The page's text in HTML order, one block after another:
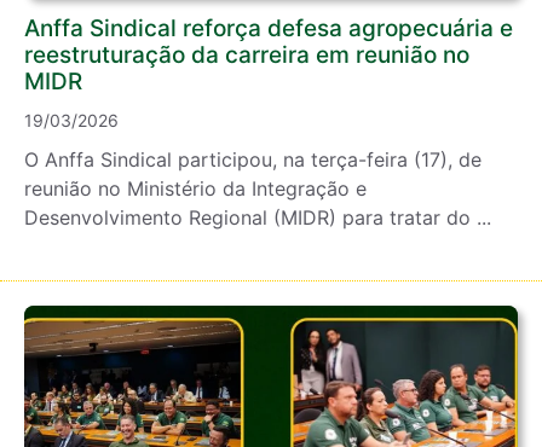
Anffa Sindical reforça defesa agropecuária e
reestruturação da carreira em reunião no
MIDR
19/03/2026
O Anffa Sindical participou, na terça-feira (17), de
reunião no Ministério da Integração e
Desenvolvimento Regional (MIDR) para tratar do ...